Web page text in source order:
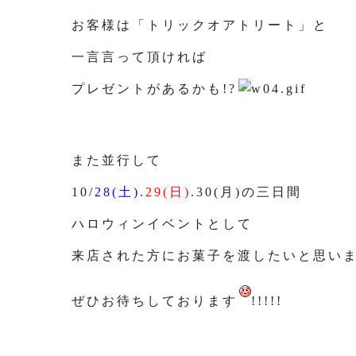
お客様は「トリックオアトリート」と
一言言って頂ければ
プレゼントがあるかも!?
また並行して
10/28(土) . 29(日) .30(月)の三日間
ハロウィンイベントとして
来店された方にお菓子を渡したいと思い
ぜひお待ちしております !!!!!